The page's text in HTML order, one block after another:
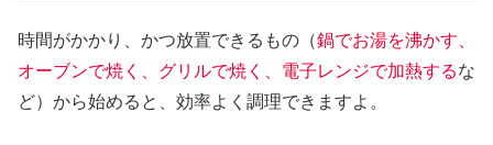
時間がかかり、かつ放置できるもの（鍋でお湯を沸かす、
オーブンで焼く、グリルで焼く、電子レンジで加熱するな
ど）から始めると、効率よく調理できますよ。